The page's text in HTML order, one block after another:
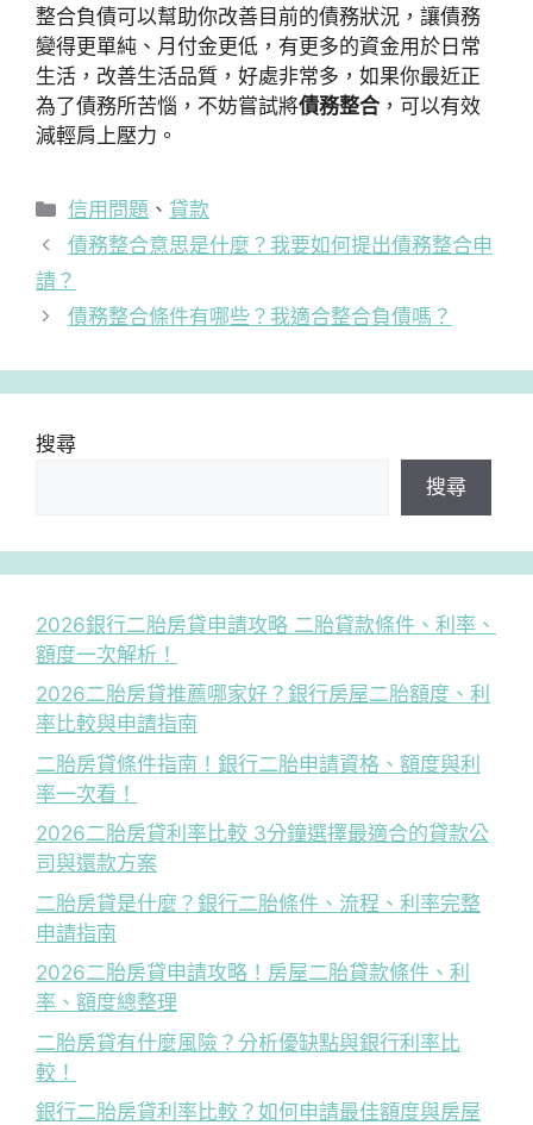
整合負債可以幫助你改善目前的債務狀況，讓債務
變得更單純、月付金更低，有更多的資金用於日常
生活，改善生活品質，好處非常多，如果你最近正
為了債務所苦惱，不妨嘗試將債務整合 ，可以有效
減輕肩上壓力。
分
類
信用問題 、 貸款
債務整合意思是什麼？我要如何提出債務整合申
請？
債務整合條件有哪些？我適合整合負債嗎？
搜尋
搜尋
2026銀行二胎房貸申請攻略 二胎貸款條件、利率、
額度一次解析！
2026二胎房貸推薦哪家好？銀行房屋二胎額度、利
率比較與申請指南
二胎房貸條件指南！銀行二胎申請資格、額度與利
率一次看！
2026二胎房貸利率比較 3分鐘選擇最適合的貸款公
司與還款方案
二胎房貸是什麼？銀行二胎條件、流程、利率完整
申請指南
2026二胎房貸申請攻略！房屋二胎貸款條件、利
率、額度總整理
二胎房貸有什麼風險？分析優缺點與銀行利率比
較！
銀行二胎房貸利率比較？如何申請最佳額度與房屋